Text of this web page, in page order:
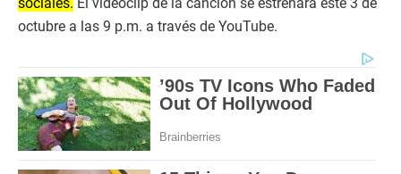
octubre a las 9 p.m. a través de YouTube.